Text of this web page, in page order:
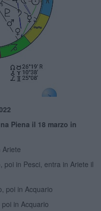
Piena il 18 marzo in
Ariete
poi in Pesci, entra in Ariete il
poi in Acquario
in Acquario